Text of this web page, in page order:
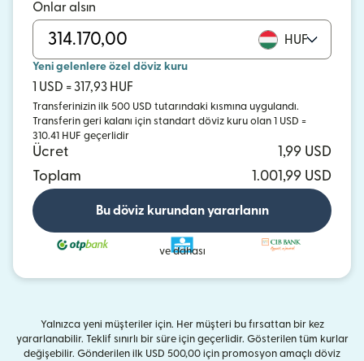
Onlar alsın
HUF
Yeni gelenlere özel döviz kuru
1 USD = 317,93 HUF
Transferinizin ilk 500 USD tutarındaki kısmına uygulandı.
Transferin geri kalanı için standart döviz kuru olan 1 USD =
310.41 HUF geçerlidir
Ücret
1,99 USD
Toplam
1.001,99 USD
Bu döviz kurundan yararlanın
ve dahası
Yalnızca yeni müşteriler için. Her müşteri bu fırsattan bir kez
yararlanabilir. Teklif sınırlı bir süre için geçerlidir. Gösterilen tüm kurlar
değişebilir. Gönderilen ilk USD 500,00 için promosyon amaçlı döviz